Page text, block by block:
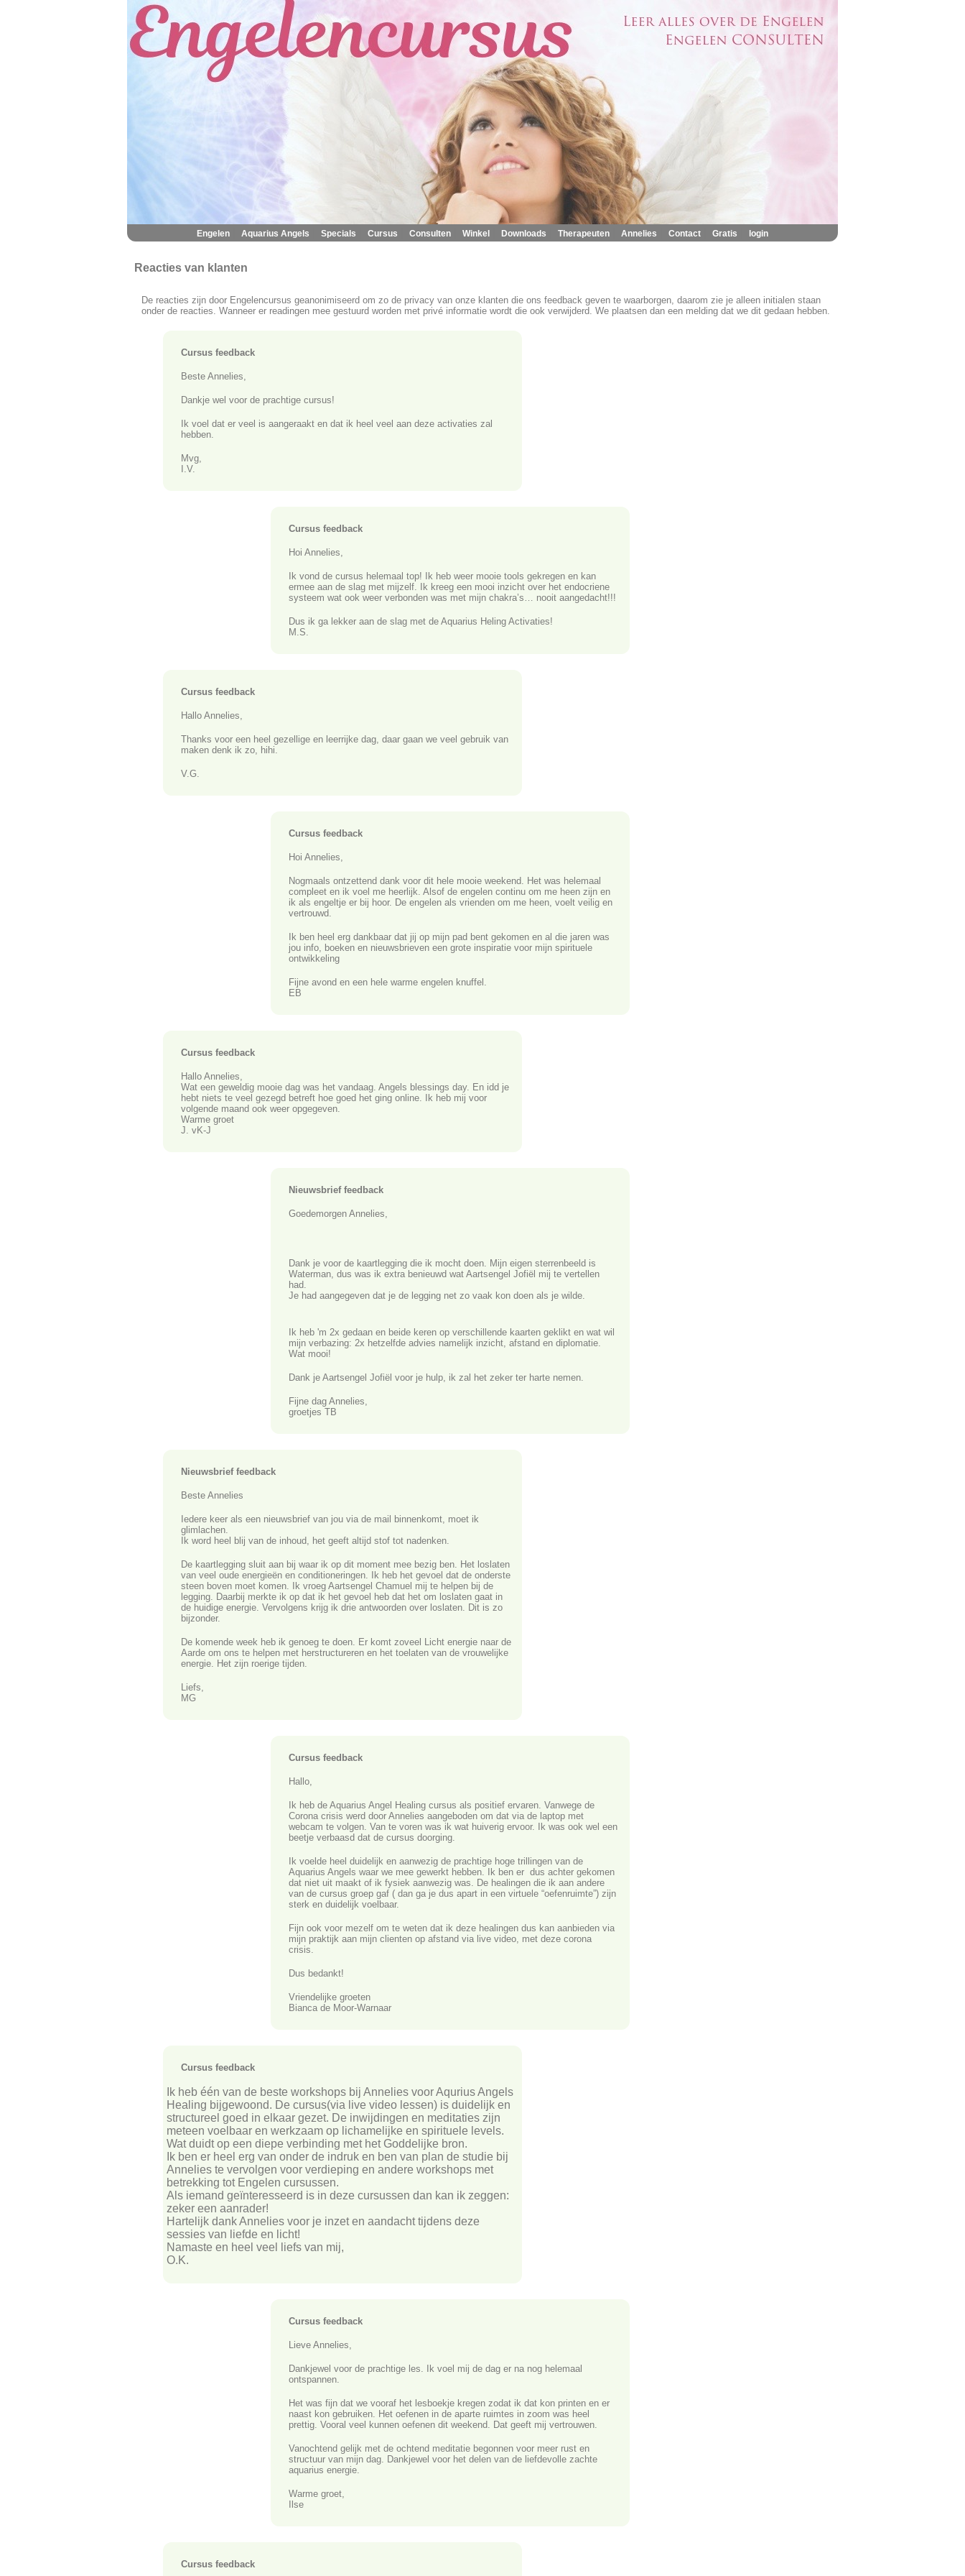
Engelen Aquarius Angels Specials Cursus Consulten Winkel Downloads Therapeuten Annelies Contact Gratis login
Reacties van klanten
De reacties zijn door Engelencursus geanonimiseerd om zo de privacy van onze klanten die ons feedback geven te waarborgen, daarom zie je alleen initialen staan
onder de reacties. Wanneer er readingen mee gestuurd worden met privé informatie wordt die ook verwijderd. We plaatsen dan een melding dat we dit gedaan hebben.
Cursus feedback
Beste Annelies,
Dankje wel voor de prachtige cursus!
Ik voel dat er veel is aangeraakt en dat ik heel veel aan deze activaties zal
hebben.
Mvg,
I.V.
Cursus feedback
Hoi Annelies,
Ik vond de cursus helemaal top! Ik heb weer mooie tools gekregen en kan
ermee aan de slag met mijzelf. Ik kreeg een mooi inzicht over het endocriene
systeem wat ook weer verbonden was met mijn chakra’s… nooit aangedacht!!!
Dus ik ga lekker aan de slag met de Aquarius Heling Activaties!
M.S.
Cursus feedback
Hallo Annelies,
Thanks voor een heel gezellige en leerrijke dag, daar gaan we veel gebruik van
maken denk ik zo, hihi.
V.G.
Cursus feedback
Hoi Annelies,
Nogmaals ontzettend dank voor dit hele mooie weekend. Het was helemaal
compleet en ik voel me heerlijk. Alsof de engelen continu om me heen zijn en
ik als engeltje er bij hoor. De engelen als vrienden om me heen, voelt veilig en
vertrouwd.
Ik ben heel erg dankbaar dat jij op mijn pad bent gekomen en al die jaren was
jou info, boeken en nieuwsbrieven een grote inspiratie voor mijn spirituele
ontwikkeling
Fijne avond en een hele warme engelen knuffel.
EB
Cursus feedback
Hallo Annelies,
Wat een geweldig mooie dag was het vandaag. Angels blessings day. En idd je
hebt niets te veel gezegd betreft hoe goed het ging online. Ik heb mij voor
volgende maand ook weer opgegeven.
Warme groet
J. vK-J
Nieuwsbrief feedback
Goedemorgen Annelies,
Dank je voor de kaartlegging die ik mocht doen. Mijn eigen sterrenbeeld is
Waterman, dus was ik extra benieuwd wat Aartsengel Jofiël mij te vertellen
had.
Je had aangegeven dat je de legging net zo vaak kon doen als je wilde.
Ik heb 'm 2x gedaan en beide keren op verschillende kaarten geklikt en wat wil
mijn verbazing: 2x hetzelfde advies namelijk inzicht, afstand en diplomatie.
Wat mooi!
Dank je Aartsengel Jofiël voor je hulp, ik zal het zeker ter harte nemen.
Fijne dag Annelies,
groetjes TB
Nieuwsbrief feedback
Beste Annelies
Iedere keer als een nieuwsbrief van jou via de mail binnenkomt, moet ik
glimlachen.
Ik word heel blij van de inhoud, het geeft altijd stof tot nadenken.
De kaartlegging sluit aan bij waar ik op dit moment mee bezig ben. Het loslaten
van veel oude energieën en conditioneringen. Ik heb het gevoel dat de onderste
steen boven moet komen. Ik vroeg Aartsengel Chamuel mij te helpen bij de
legging. Daarbij merkte ik op dat ik het gevoel heb dat het om loslaten gaat in
de huidige energie. Vervolgens krijg ik drie antwoorden over loslaten. Dit is zo
bijzonder.
De komende week heb ik genoeg te doen. Er komt zoveel Licht energie naar de
Aarde om ons te helpen met herstructureren en het toelaten van de vrouwelijke
energie. Het zijn roerige tijden.
Liefs,
MG
Cursus feedback
Hallo,
Ik heb de Aquarius Angel Healing cursus als positief ervaren. Vanwege de
Corona crisis werd door Annelies aangeboden om dat via de laptop met
webcam te volgen. Van te voren was ik wat huiverig ervoor. Ik was ook wel een
beetje verbaasd dat de cursus doorging.
Ik voelde heel duidelijk en aanwezig de prachtige hoge trillingen van de
Aquarius Angels waar we mee gewerkt hebben. Ik ben er dus achter gekomen
dat niet uit maakt of ik fysiek aanwezig was. De healingen die ik aan andere
van de cursus groep gaf ( dan ga je dus apart in een virtuele “oefenruimte”) zijn
sterk en duidelijk voelbaar.
Fijn ook voor mezelf om te weten dat ik deze healingen dus kan aanbieden via
mijn praktijk aan mijn clienten op afstand via live video, met deze corona
crisis.
Dus bedankt!
Vriendelijke groeten
Bianca de Moor-Warnaar
Cursus feedback
Ik heb één van de beste workshops bij Annelies voor Aqurius Angels
Healing bijgewoond. De cursus(via live video lessen) is duidelijk en
structureel goed in elkaar gezet. De inwijdingen en meditaties zijn
meteen voelbaar en werkzaam op lichamelijke en spirituele levels.
Wat duidt op een diepe verbinding met het Goddelijke bron.
Ik ben er heel erg van onder de indruk en ben van plan de studie bij
Annelies te vervolgen voor verdieping en andere workshops met
betrekking tot Engelen cursussen.
Als iemand geïnteresseerd is in deze cursussen dan kan ik zeggen:
zeker een aanrader!
Hartelijk dank Annelies voor je inzet en aandacht tijdens deze
sessies van liefde en licht!
Namaste en heel veel liefs van mij,
O.K.
Cursus feedback
Lieve Annelies,
Dankjewel voor de prachtige les. Ik voel mij de dag er na nog helemaal
ontspannen.
Het was fijn dat we vooraf het lesboekje kregen zodat ik dat kon printen en er
naast kon gebruiken. Het oefenen in de aparte ruimtes in zoom was heel
prettig. Vooral veel kunnen oefenen dit weekend. Dat geeft mij vertrouwen.
Vanochtend gelijk met de ochtend meditatie begonnen voor meer rust en
structuur van mijn dag. Dankjewel voor het delen van de liefdevolle zachte
aquarius energie.
Warme groet,
Ilse
Cursus feedback